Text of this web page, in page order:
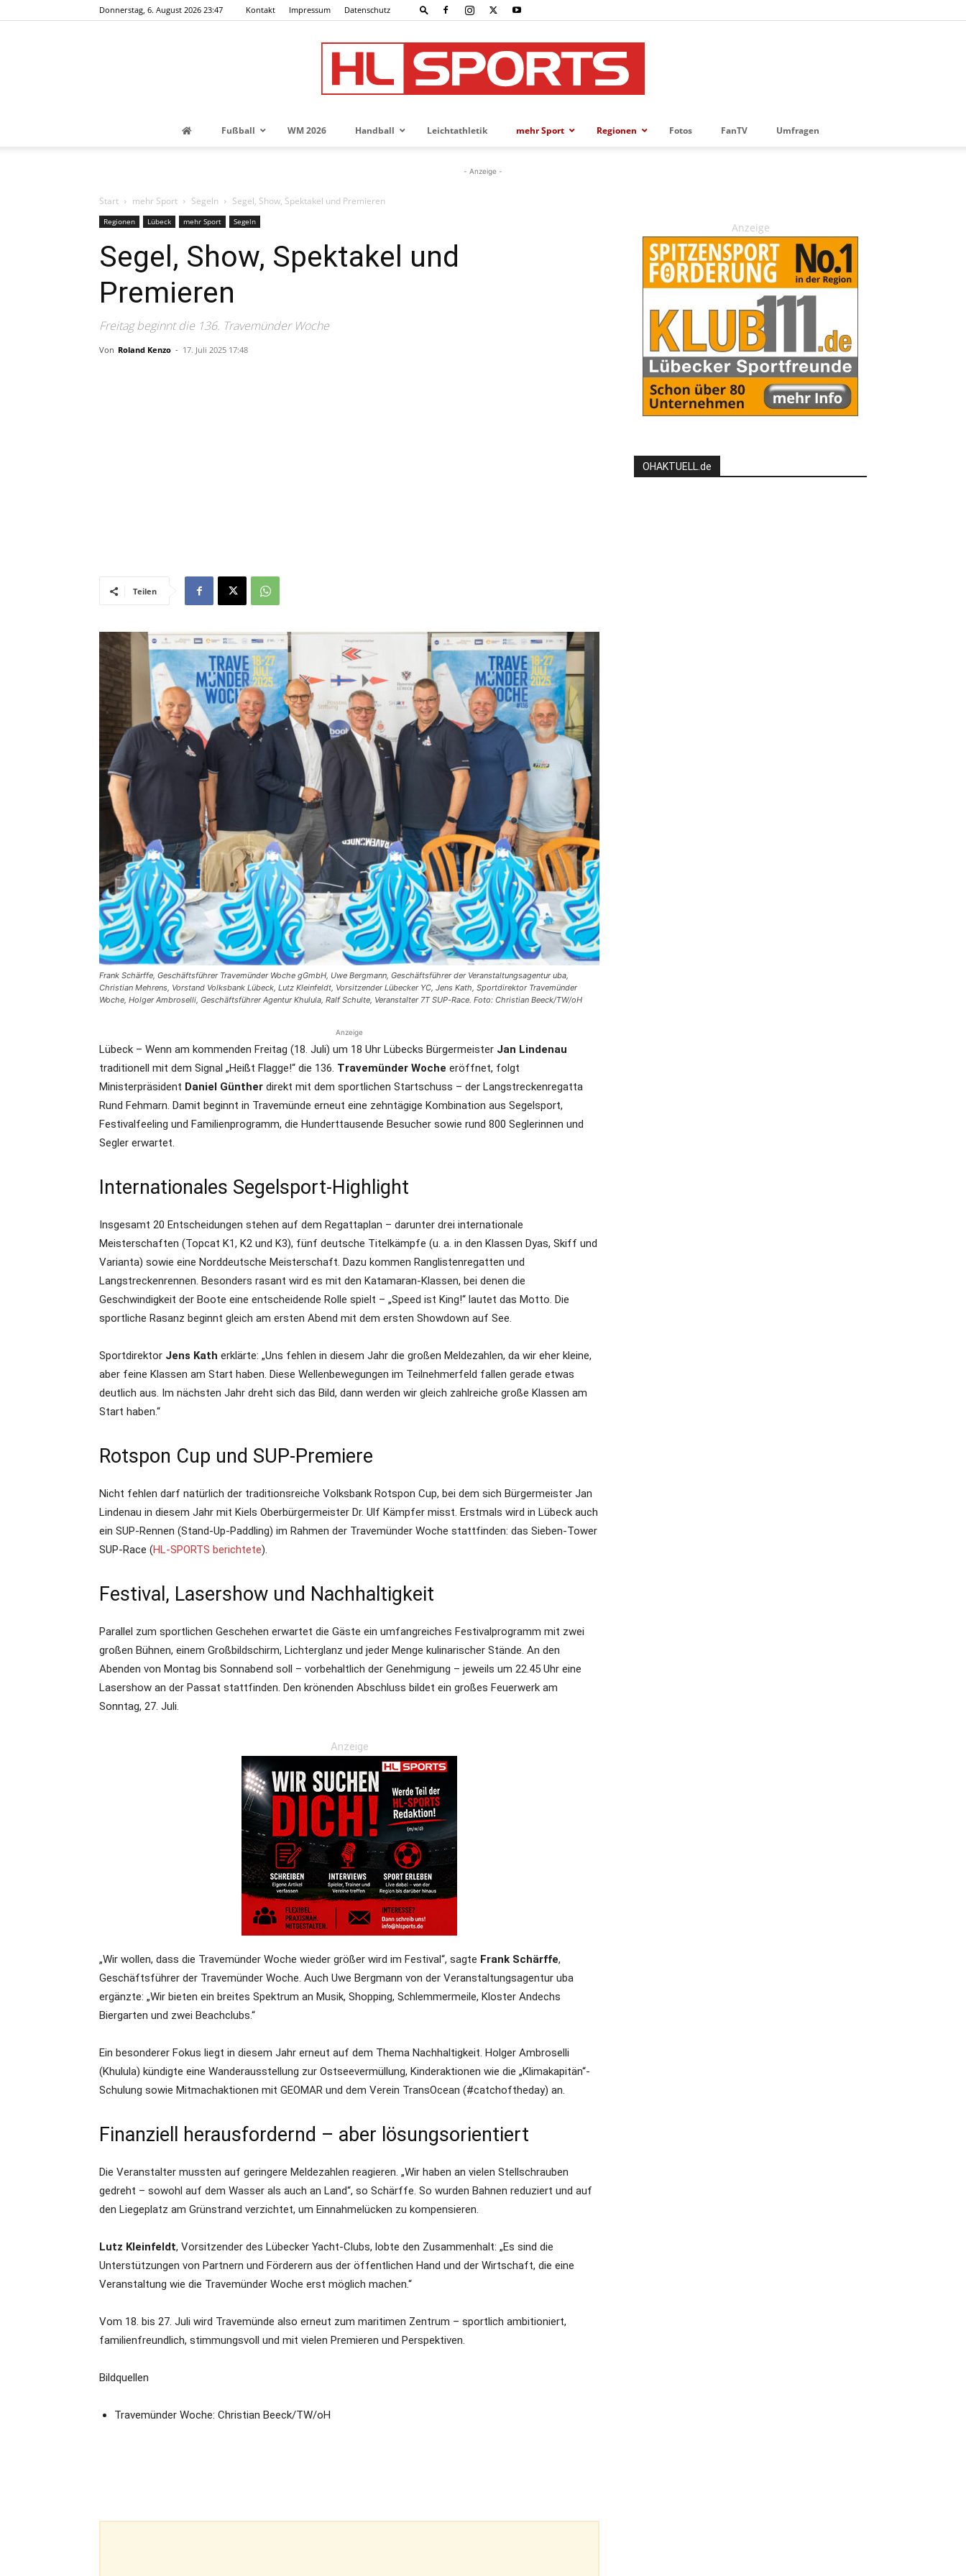
Donnerstag, 6. August 2026 23:47 Kontakt Impressum Datenschutz
die
Region
Lübeck
Fußball WM 2026 Handball Leichtathletik mehr Sport Regionen Fotos FanTV Umfragen
- Anzeige -
Start mehr Sport Segeln Segel, Show, Spektakel und Premieren
Regionen Lübeck mehr Sport Segeln
Segel, Show, Spektakel und
Premieren
Freitag beginnt die 136. Travemünder Woche
Von Roland Kenzo - 17. Juli 2025 17:48
Teilen
Frank Schärffe, Geschäftsführer Travemünder Woche gGmbH, Uwe Bergmann, Geschäftsführer der Veranstaltungsagentur uba,
Christian Mehrens, Vorstand Volksbank Lübeck, Lutz Kleinfeldt, Vorsitzender Lübecker YC, Jens Kath, Sportdirektor Travemünder
Woche, Holger Ambroselli, Geschäftsführer Agentur Khulula, Ralf Schulte, Veranstalter 7T SUP-Race. Foto: Christian Beeck/TW/oH
Anzeige
Lübeck – Wenn am kommenden Freitag (18. Juli) um 18 Uhr Lübecks Bürgermeister Jan Lindenau
traditionell mit dem Signal „Heißt Flagge!“ die 136. Travemünder Woche eröffnet, folgt
Ministerpräsident Daniel Günther direkt mit dem sportlichen Startschuss – der Langstreckenregatta
Rund Fehmarn. Damit beginnt in Travemünde erneut eine zehntägige Kombination aus Segelsport,
Festivalfeeling und Familienprogramm, die Hunderttausende Besucher sowie rund 800 Seglerinnen und
Segler erwartet.
Internationales Segelsport-Highlight
Insgesamt 20 Entscheidungen stehen auf dem Regattaplan – darunter drei internationale
Meisterschaften (Topcat K1, K2 und K3), fünf deutsche Titelkämpfe (u. a. in den Klassen Dyas, Skiff und
Varianta) sowie eine Norddeutsche Meisterschaft. Dazu kommen Ranglistenregatten und
Langstreckenrennen. Besonders rasant wird es mit den Katamaran-Klassen, bei denen die
Geschwindigkeit der Boote eine entscheidende Rolle spielt – „Speed ist King!“ lautet das Motto. Die
sportliche Rasanz beginnt gleich am ersten Abend mit dem ersten Showdown auf See.
Sportdirektor Jens Kath erklärte: „Uns fehlen in diesem Jahr die großen Meldezahlen, da wir eher kleine,
aber feine Klassen am Start haben. Diese Wellenbewegungen im Teilnehmerfeld fallen gerade etwas
deutlich aus. Im nächsten Jahr dreht sich das Bild, dann werden wir gleich zahlreiche große Klassen am
Start haben.“
Rotspon Cup und SUP-Premiere
Nicht fehlen darf natürlich der traditionsreiche Volksbank Rotspon Cup, bei dem sich Bürgermeister Jan
Lindenau in diesem Jahr mit Kiels Oberbürgermeister Dr. Ulf Kämpfer misst. Erstmals wird in Lübeck auch
ein SUP-Rennen (Stand-Up-Paddling) im Rahmen der Travemünder Woche stattfinden: das Sieben-Tower
SUP-Race (HL-SPORTS berichtete).
Festival, Lasershow und Nachhaltigkeit
Parallel zum sportlichen Geschehen erwartet die Gäste ein umfangreiches Festivalprogramm mit zwei
großen Bühnen, einem Großbildschirm, Lichterglanz und jeder Menge kulinarischer Stände. An den
Abenden von Montag bis Sonnabend soll – vorbehaltlich der Genehmigung – jeweils um 22.45 Uhr eine
Lasershow an der Passat stattfinden. Den krönenden Abschluss bildet ein großes Feuerwerk am
Sonntag, 27. Juli.
Anzeige
„Wir wollen, dass die Travemünder Woche wieder größer wird im Festival“, sagte Frank Schärffe,
Geschäftsführer der Travemünder Woche. Auch Uwe Bergmann von der Veranstaltungsagentur uba
ergänzte: „Wir bieten ein breites Spektrum an Musik, Shopping, Schlemmermeile, Kloster Andechs
Biergarten und zwei Beachclubs.“
Ein besonderer Fokus liegt in diesem Jahr erneut auf dem Thema Nachhaltigkeit. Holger Ambroselli
(Khulula) kündigte eine Wanderausstellung zur Ostseevermüllung, Kinderaktionen wie die „Klimakapitän“-
Schulung sowie Mitmachaktionen mit GEOMAR und dem Verein TransOcean (#catchoftheday) an.
Finanziell herausfordernd – aber lösungsorientiert
Die Veranstalter mussten auf geringere Meldezahlen reagieren. „Wir haben an vielen Stellschrauben
gedreht – sowohl auf dem Wasser als auch an Land“, so Schärffe. So wurden Bahnen reduziert und auf
den Liegeplatz am Grünstrand verzichtet, um Einnahmelücken zu kompensieren.
Lutz Kleinfeldt, Vorsitzender des Lübecker Yacht-Clubs, lobte den Zusammenhalt: „Es sind die
Unterstützungen von Partnern und Förderern aus der öffentlichen Hand und der Wirtschaft, die eine
Veranstaltung wie die Travemünder Woche erst möglich machen.“
Vom 18. bis 27. Juli wird Travemünde also erneut zum maritimen Zentrum – sportlich ambitioniert,
familienfreundlich, stimmungsvoll und mit vielen Premieren und Perspektiven.
Bildquellen
Travemünder Woche: Christian Beeck/TW/oH
Anzeige